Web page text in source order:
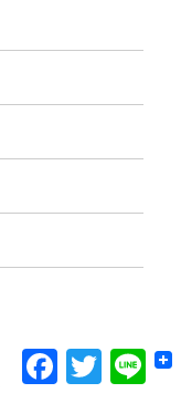
Facebook
Twitter